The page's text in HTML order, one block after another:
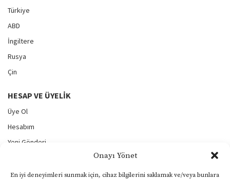
Onayı Yönet
En iyi deneyimleri sunmak için, cihaz bilgilerini saklamak ve/veya bunlara
Türkiye
ABD
İngiltere
Rusya
Çin
HESAP VE ÜYELIK
Üye Ol
Hesabım
Yeni Gönderi
Şifremi Unuttum